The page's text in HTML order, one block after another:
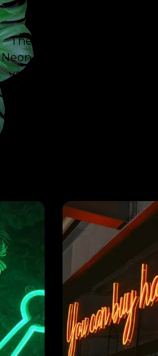
The Neon Company est
Neon Signing. Avec notre
variable les plus